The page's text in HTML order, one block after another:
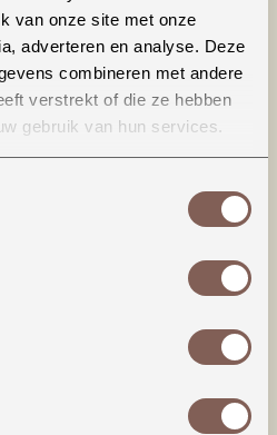
van onze site met onze
adverteren en analyse. Deze
combineren met andere
verstrekt of die ze hebben
gebruik van hun services.
Sweatdress
gemaakt van zachte
heeft een losse
dubbellaagse capuchon